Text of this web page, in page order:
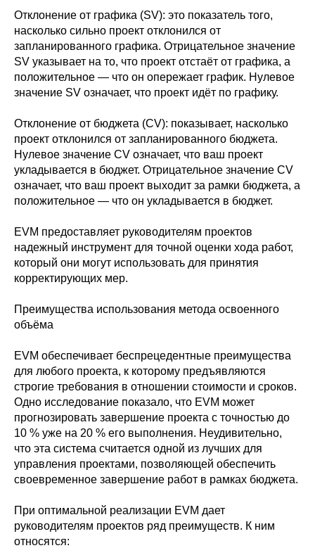
Отклонение от графика (SV): это показатель того,
насколько сильно проект отклонился от
запланированного графика. Отрицательное значение
SV указывает на то, что проект отстаёт от графика, а
положительное — что он опережает график. Нулевое
значение SV означает, что проект идёт по графику.
Отклонение от бюджета (CV): показывает, насколько
проект отклонился от запланированного бюджета.
Нулевое значение CV означает, что ваш проект
укладывается в бюджет. Отрицательное значение CV
означает, что ваш проект выходит за рамки бюджета, а
положительное — что он укладывается в бюджет.
EVM предоставляет руководителям проектов
надежный инструмент для точной оценки хода работ,
который они могут использовать для принятия
корректирующих мер.
Преимущества использования метода освоенного
объёма
EVM обеспечивает беспрецедентные преимущества
для любого проекта, к которому предъявляются
строгие требования в отношении стоимости и сроков.
Одно исследование показало, что EVM может
прогнозировать завершение проекта с точностью до
10 % уже на 20 % его выполнения. Неудивительно,
что эта система считается одной из лучших для
управления проектами, позволяющей обеспечить
своевременное завершение работ в рамках бюджета.
При оптимальной реализации EVM дает
руководителям проектов ряд преимуществ. К ним
относятся: